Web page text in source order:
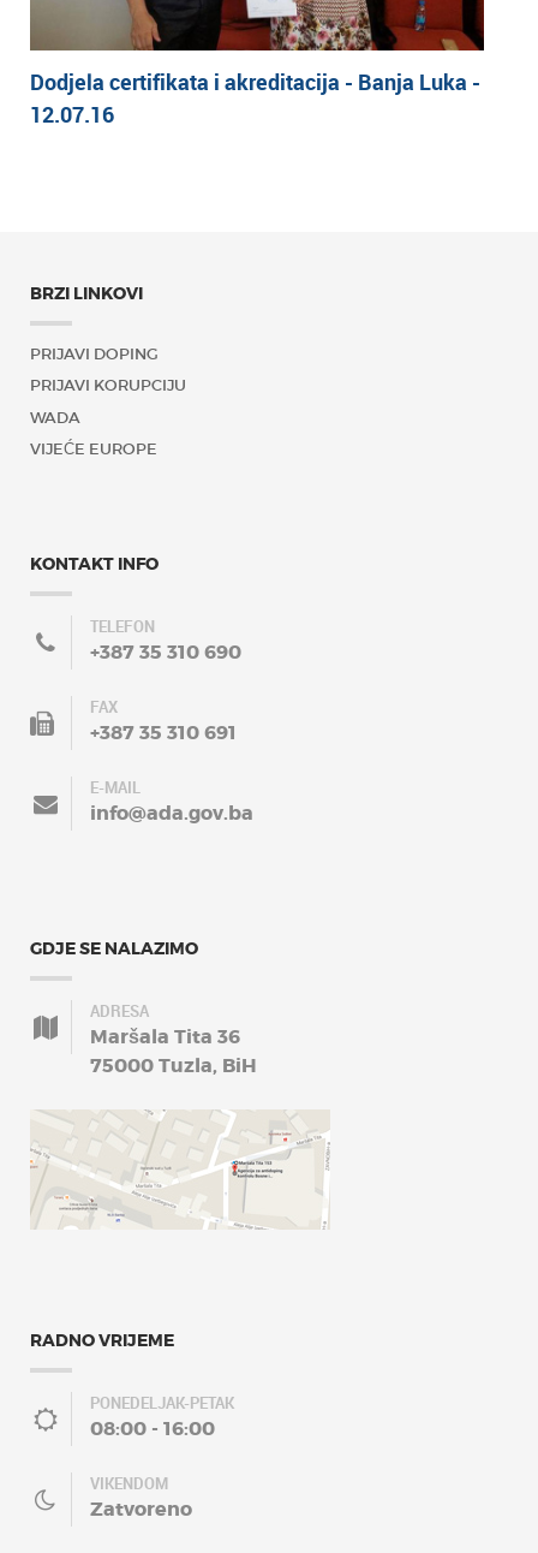
Dodjela certifikata i akreditacija - Banja Luka -
12.07.16
BRZI LINKOVI
PRIJAVI DOPING
PRIJAVI KORUPCIJU
WADA
VIJEĆE EUROPE
KONTAKT INFO
TELEFON
+387 35 310 690
FAX
+387 35 310 691
E-MAIL
info@ada.gov.ba
GDJE SE NALAZIMO
ADRESA
Maršala Tita 36
75000 Tuzla, BiH
RADNO VRIJEME
PONEDELJAK-PETAK
08:00 - 16:00
VIKENDOM
Zatvoreno